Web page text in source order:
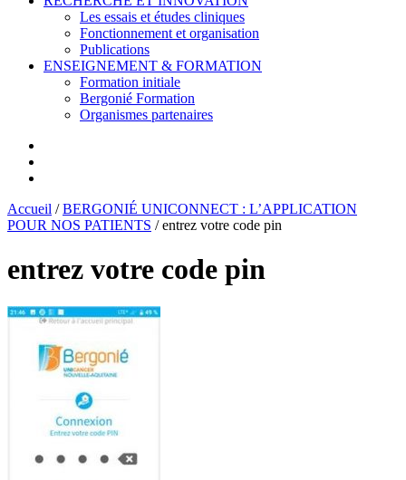
Les essais et études cliniques
Fonctionnement et organisation
Publications
ENSEIGNEMENT & FORMATION
Formation initiale
Bergonié Formation
Organismes partenaires
Accueil /BERGONIÉ UNICONNECT : L’APPLICATION
POUR NOS PATIENTS /entrez votre code pin
entrez votre code pin